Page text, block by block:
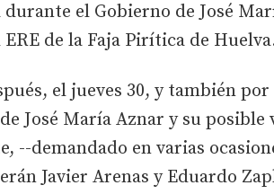
el Gobierno de José
de la Faja Pirítica de
el jueves 30, y también
José María Aznar y su
--demandado en varias
Javier Arenas y Eduardo